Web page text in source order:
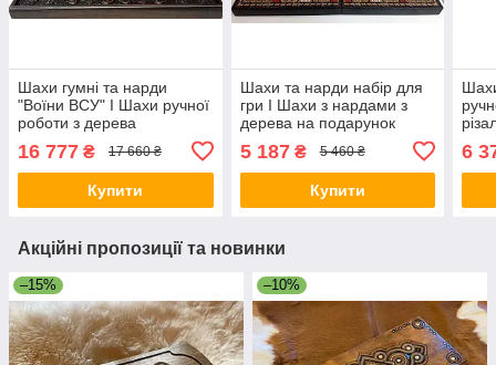
Шахи гумні та нарди
"Воїни ВСУ" I Шахи ручної
роботи з дерева
16 777 ₴ 17 660 ₴
Купити
Шахи та нарди набір для
гри I Шахи з нардами з
дерева на подарунок
5 187₴ 5 460 ₴
Купити
6
Акційні пропозиції та новинки
–15% –10%